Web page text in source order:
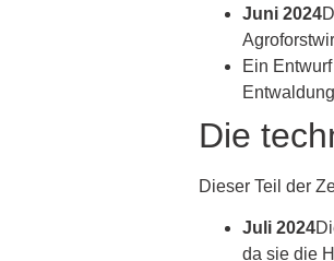
Juni 2024
Ein
Die
Dieser Teil der
Juli 2024
da sie die